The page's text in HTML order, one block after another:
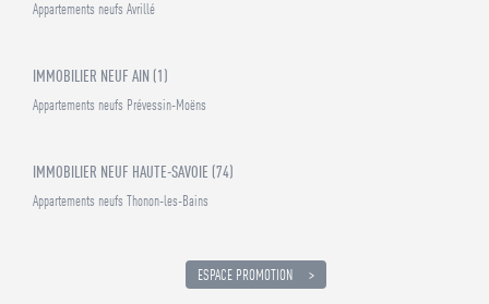
Appartements neufs Avrillé
IMMOBILIER NEUF AIN (1)
Appartements neufs Prévessin-Moëns
IMMOBILIER NEUF HAUTE-SAVOIE (74)
Appartements neufs Thonon-les-Bains
ESPACE PROMOTION